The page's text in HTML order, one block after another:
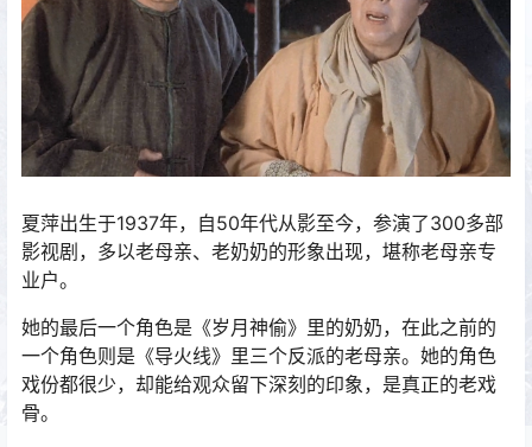
夏萍出生于1937年，自50年代从影至今，参演了300多部
影视剧，多以老母亲、老奶奶的形象出现，堪称老母亲专
业户。
她的最后一个角色是《岁月神偷》里的奶奶，在此之前的
一个角色则是《导火线》里三个反派的老母亲。她的角色
戏份都很少，却能给观众留下深刻的印象，是真正的老戏
骨。